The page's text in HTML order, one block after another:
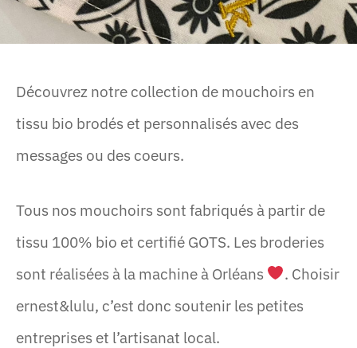
Découvrez notre collection de mouchoirs en
tissu bio brodés et personnalisés avec des
messages ou des coeurs.
Tous nos mouchoirs sont fabriqués à partir de
tissu 100% bio et certifié GOTS. Les broderies
sont réalisées à la machine à Orléans
. Choisir
ernest&lulu, c’est donc soutenir les petites
entreprises et l’artisanat local.